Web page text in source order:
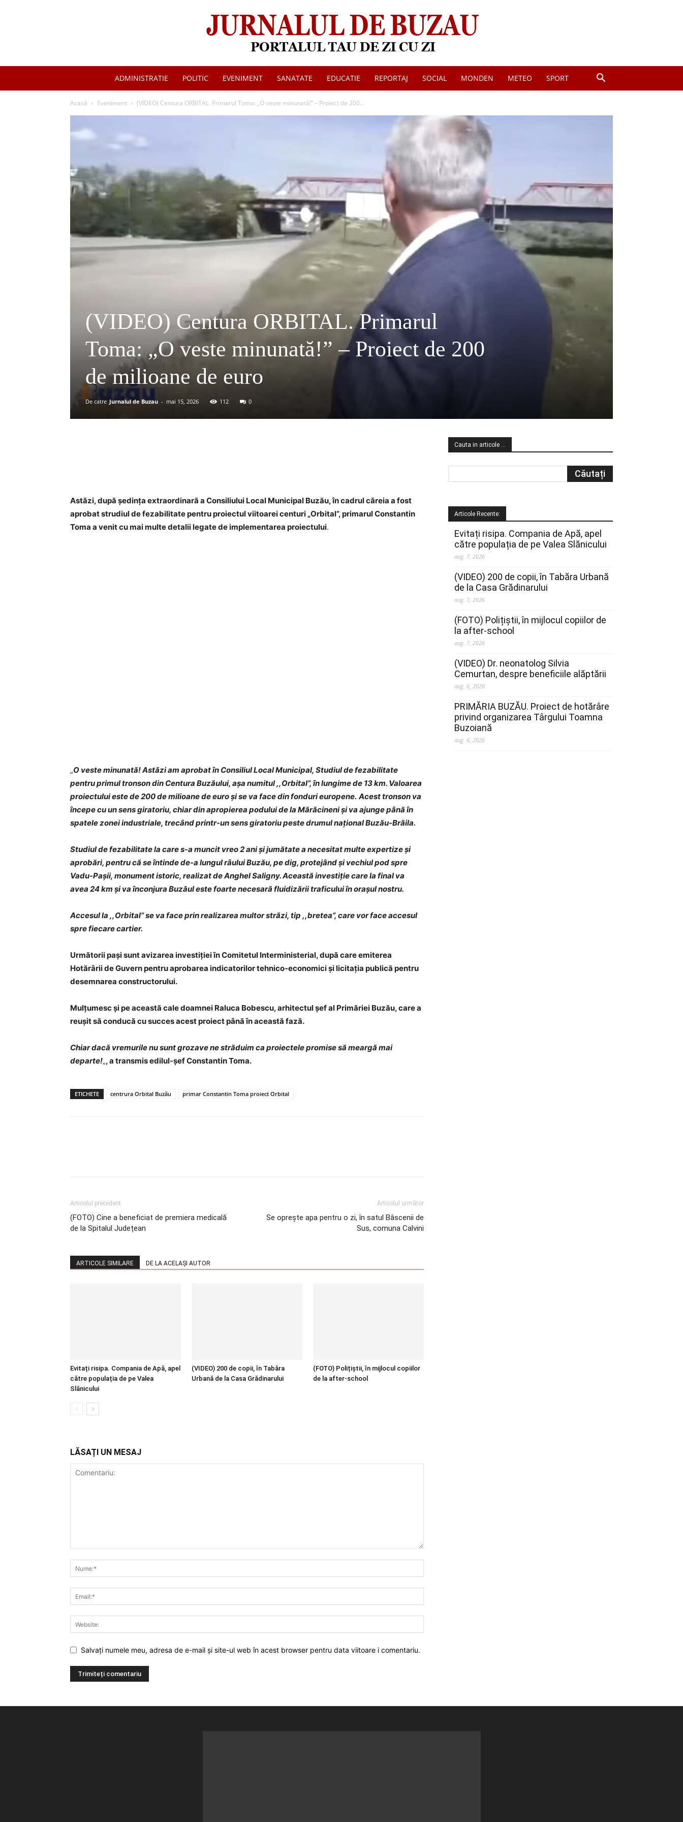
Jurnalul
Buzau
ADMINISTRATIE POLITIC EVENIMENT SANATATE EDUCATIE REPORTAJ SOCIAL MONDEN METEO SPORT
Acasă Eveniment (VIDEO) Centura ORBITAL. Primarul Toma: „O veste minunată!” – Proiect de 200...
(VIDEO) Centura ORBITAL. Primarul
Toma: „O veste minunată!” – Proiect de 200
de milioane de euro
De catre Jurnalul de Buzau - mai 15, 2026 112 0
Astăzi, după ședința extraordinară a Consiliului Local Municipal Buzău, în cadrul căreia a fost
aprobat strudiul de fezabilitate pentru proiectul viitoarei centuri „Orbital”, primarul Constantin
Toma a venit cu mai multe detalii legate de implementarea proiectului.
„O veste minunată! Astăzi am aprobat în Consiliul Local Municipal, Studiul de fezabilitate
pentru primul tronson din Centura Buzăului, așa numitul ,,Orbital”, în lungime de 13 km. Valoarea
proiectului este de 200 de milioane de euro și se va face din fonduri europene. Acest tronson va
începe cu un sens giratoriu, chiar din apropierea podului de la Mărăcineni și va ajunge până în
spatele zonei industriale, trecând printr-un sens giratoriu peste drumul național Buzău-Brăila.
Studiul de fezabilitate la care s-a muncit vreo 2 ani și jumătate a necesitat multe expertize și
aprobări, pentru că se întinde de-a lungul râului Buzău, pe dig, protejând și vechiul pod spre
Vadu-Pașii, monument istoric, realizat de Anghel Saligny. Această investiție care la final va
avea 24 km și va înconjura Buzăul este foarte necesară fluidizării traficului în orașul nostru.
Accesul la ,,Orbital” se va face prin realizarea multor străzi, tip ,,bretea”, care vor face accesul
spre fiecare cartier.
Următorii pași sunt avizarea investiției în Comitetul Interministerial, după care emiterea
Hotărârii de Guvern pentru aprobarea indicatorilor tehnico-economici și licitația publică pentru
desemnarea constructorului.
Mulțumesc și pe această cale doamnei Raluca Bobescu, arhitectul șef al Primăriei Buzău, care a
reușit să conducă cu succes acest proiect până în această fază.
Chiar dacă vremurile nu sunt grozave ne străduim ca proiectele promise să meargă mai
departe!„, a transmis edilul-șef Constantin Toma.
ETICHETE centrura Orbital Buzău primar Constantin Toma proiect Orbital
Articolul precedent
(FOTO) Cine a beneficiat de premiera medicală
de la Spitalul Județean
Articolul următor
Se oprește apa pentru o zi, în satul Bâscenii de
Sus, comuna Calvini
ARTICOLE SIMILARE DE LA ACELAȘI AUTOR
Evitați risipa. Compania de Apă, apel
către populația de pe Valea
Slănicului
(VIDEO) 200 de copii, în Tabăra
Urbană de la Casa Grădinarului
(FOTO) Polițiștii, în mijlocul copiilor
de la after-school
LĂSAȚI UN MESAJ
Salvați numele meu, adresa de e-mail și site-ul web în acest browser pentru data viitoare i comentariu.
Cauta in articole …
Articole Recente:
Evitați risipa. Compania de Apă, apel
către populația de pe Valea Slănicului
aug. 7, 2026
(VIDEO) 200 de copii, în Tabăra Urbană
de la Casa Grădinarului
aug. 7, 2026
(FOTO) Polițiștii, în mijlocul copiilor de
la after-school
aug. 7, 2026
(VIDEO) Dr. neonatolog Silvia
Cemurtan, despre beneficiile alăptării
aug. 6, 2026
PRIMĂRIA BUZĂU. Proiect de hotărâre
privind organizarea Târgului Toamna
Buzoiană
aug. 6, 2026